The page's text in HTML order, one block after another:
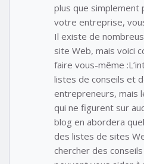
plus que simplement
votre entreprise,
Il existe de
site Web, mais voici
faire vous-même
listes de conseils et
entrepreneurs, mais
qui ne figurent sur
blog en abordera
des listes de sites
chercher des